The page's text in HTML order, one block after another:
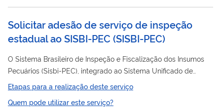
jovens; para promover a cessação de fumar; para proteger a...
Solicitar adesão de serviço de inspeção
estadual ao SISBI-PEC (SISBI-PEC)
O Sistema Brasileiro de Inspeção e Fiscalização dos Insumos
Pecuários (Sisbi-PEC), integrado ao Sistema Unificado de
Atenção a Sanidade Agropecuária (Suasa), organiza e
harmoniza os procedimentos de inspeção e fiscalização dos
insumos pecuários entre os entes federativos, visando
Etapas para a realização deste serviço
Quem pode utilizar este serviço?